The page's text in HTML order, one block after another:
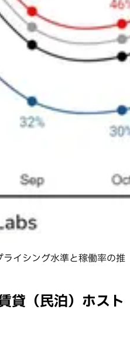
イシング水準と稼働率の推
貸（民泊）ホスト